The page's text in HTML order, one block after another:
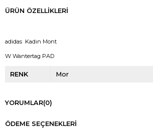
ÜRÜN ÖZELLIKLERI
adidas Kadın Mont
W Wantertag PAD
RENK Mor
YORUMLAR(0)
ÖDEME SEÇENEKLERI